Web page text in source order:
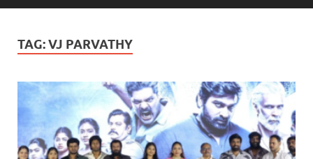
TAG:VJ PARVATHY